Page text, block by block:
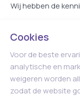
Wij hebben de
Cookies
Voor de beste
analytische en
weigeren worden
zodat de website